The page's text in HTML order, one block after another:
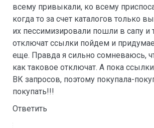
всему привыкали, ко всему
когда то за счет каталогов только
их пессимизировали пошли в сапу и
отключат ссылки пойдем и
еще. Правда я сильно сомневаюсь,
как таковое отключат. А пока
ВК запросов, поэтому покупала-
покупать!!!
Ответить